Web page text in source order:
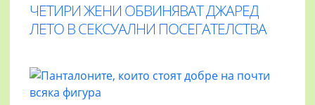
ЧЕТИРИ ЖЕНИ ОБВИНЯВАТ ДЖАРЕД
ЛЕТО В СЕКСУАЛНИ ПОСЕГАТЕЛСТВА